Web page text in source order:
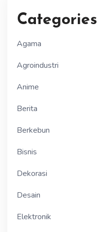
Categories
Agama
Agroindustri
Anime
Berita
Berkebun
Bisnis
Dekorasi
Desain
Elektronik